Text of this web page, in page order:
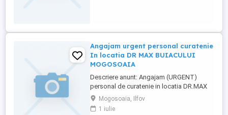
Angajam urgent personal curatenie
In locatia DR MAX BUIACULUI
MOGOSOAIA
Descriere anunt: Angajam (URGENT)
personal de curatenie in locatia DR.MAX
Str Buiacului nr 2 Mogosoaia Cerintele
candidatului: - Personalitate energica,
Mogosoaia, Ilfov
1 iulie